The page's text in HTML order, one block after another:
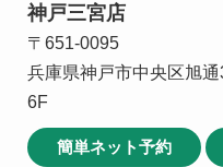
神戸三宮店
〒651-0095
兵庫県神戸市中央区旭
6F
簡単ネット予約